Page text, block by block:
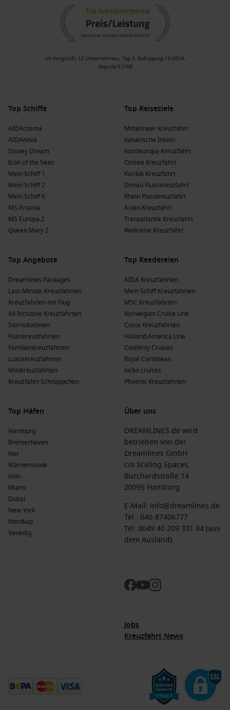
Top Schiffe
AIDAcosma
AIDAnova
Disney Dream
Icon of the Seas
Mein Schiff 1
Mein Schiff 2
Mein Schiff 6
MS Artania
MS Europa 2
Queen Mary 2
Top Reiseziele
Mittelmeer Kreuzfahrt
Kanarische Inseln
Nordeuropa Kreuzfahrt
Ostsee Kreuzfahrt
Karibik Kreuzfahrt
Donau Flusskreuzfahrt
Rhein Flusskreuzfahrt
Asien Kreuzfahrt
Transatlantik Kreuzfahrt
Weltreise Kreuzfahrt
Top Angebote
Dreamlines Packages
Last-Minute-Kreuzfahrten
Kreuzfahrten mit Flug
All Inclusive Kreuzfahrten
Stornokabinen
Flusskreuzfahrten
Familienkreuzfahrten
Luxuskreuzfahrten
Minikreuzfahrten
Kreuzfahrt-Schnäppchen
Top Reedereien
AIDA Kreuzfahrten
Mein Schiff Kreuzfahrten
MSC Kreuzfahrten
Norwegian Cruise Line
Costa Kreuzfahrten
Holland America Line
Celebrity Cruises
Royal Caribbean
nicko cruises
Phoenix Kreuzfahrten
Top Häfen
Hamburg
Bremerhaven
Kiel
Warnemünde
Köln
Miami
Dubai
New York
Nordkap
Venedig
Über uns
DREAMLINES.de wird
betrieben von der
Dreamlines GmbH
c/o Scaling Spaces,
Burchardstraße 14
20095 Hamburg
E-Mail: info@dreamlines.de
Tel.: 040-87406777
Tel: 0049 40 209 331 84 (aus
dem Ausland)
Jobs
Kreuzfahrt News